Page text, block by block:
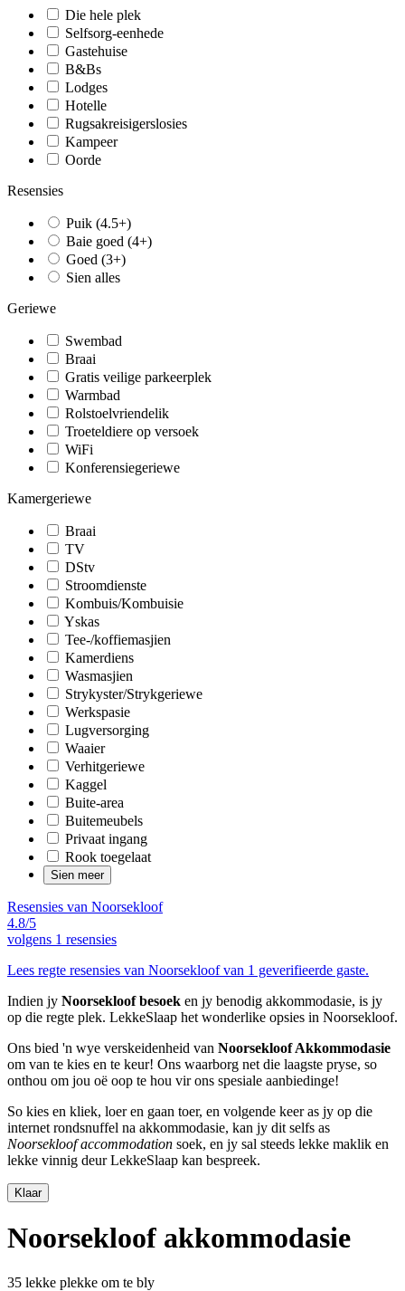
Die hele plek
Selfsorg-eenhede
Gastehuise
B&Bs
Lodges
Hotelle
Rugsakreisigerslosies
Kampeer
Oorde
Resensies
Puik (4.5+)
Baie goed (4+)
Goed (3+)
Sien alles
Geriewe
Swembad
Braai
Gratis veilige parkeerplek
Warmbad
Rolstoelvriendelik
Troeteldiere op versoek
WiFi
Konferensiegeriewe
Kamergeriewe
Braai
TV
DStv
Stroomdienste
Kombuis/Kombuisie
Yskas
Tee-/koffiemasjien
Kamerdiens
Wasmasjien
Strykyster/Strykgeriewe
Werkspasie
Lugversorging
Waaier
Verhitgeriewe
Kaggel
Buite-area
Buitemeubels
Privaat ingang
Rook toegelaat
Sien meer
Resensies van Noorsekloof
4.8/5
volgens 1 resensies
Lees regte resensies van Noorsekloof van 1 geverifieerde gaste.
Indien jy Noorsekloof besoek en jy benodig akkommodasie, is jy
op die regte plek. LekkeSlaap het wonderlike opsies in Noorsekloof.
Ons bied 'n wye verskeidenheid van Noorsekloof Akkommodasie
om van te kies en te keur! Ons waarborg net die laagste pryse, so
onthou om jou oë oop te hou vir ons spesiale aanbiedinge!
So kies en kliek, loer en gaan toer, en volgende keer as jy op die
internet rondsnuffel na akkommodasie, kan jy dit selfs as
Noorsekloof accommodation soek, en jy sal steeds lekke maklik en
lekke vinnig deur LekkeSlaap kan bespreek.
Klaar
Noorsekloof akkommodasie
35 lekke plekke om te bly